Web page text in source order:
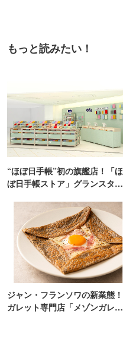
もっと読みたい！
“ほぼ日手帳”初の旗艦店！「ほ
ぼ日手帳ストア」グランスタ東
ジャン・フランソワの新業態！
ガレット専門店「メゾンガレッ